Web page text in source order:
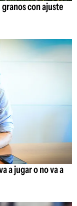
con ajuste
a jugar o no va a